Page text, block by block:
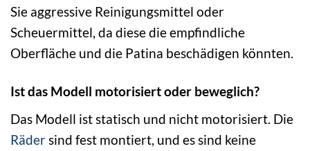
Sie aggressive Reinigungsmittel oder
Scheuermittel, da diese die empfindliche
Oberfläche und die Patina beschädigen könnten.
Ist das Modell motorisiert oder beweglich?
Das Modell ist statisch und nicht motorisiert. Die
Rädersind fest montiert, und es sind keine